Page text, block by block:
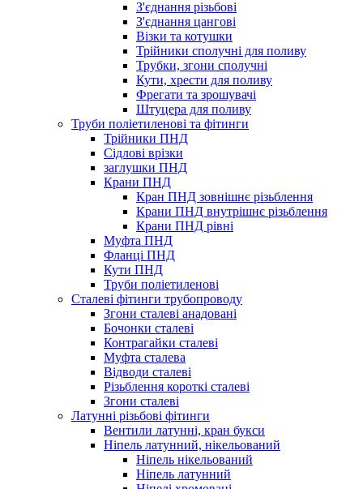
З'єднання різьбові
З'єднання цангові
Візки та котушки
Трійники сполучні для поливу
Трубки, згони сполучні
Кути, хрести для поливу
Фрегати та зрошувачі
Штуцера для поливу
Труби поліетиленові та фітинги
Трійники ПНД
Сідлові врізки
заглушки ПНД
Крани ПНД
Кран ПНД зовнішнє різьблення
Крани ПНД внутрішнє різьблення
Крани ПНД рівні
Муфта ПНД
Фланці ПНД
Кути ПНД
Труби поліетиленові
Сталеві фітинги трубопроводу
Згони сталеві анадовані
Бочонки сталеві
Контрагайки сталеві
Муфта сталева
Відводи сталеві
Різьблення короткі сталеві
Згони сталеві
Латунні різьбові фітинги
Вентили латунні, кран букси
Ніпель латунний, нікельований
Ніпель нікельований
Ніпель латунний